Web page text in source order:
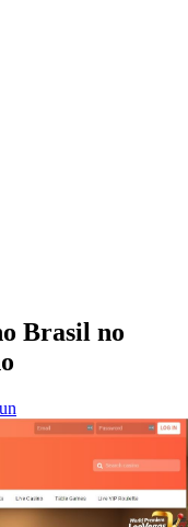
Brasil no